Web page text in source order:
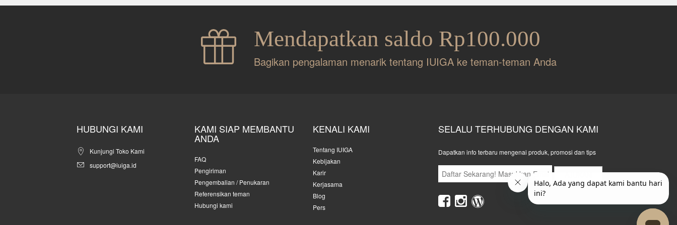
Mendapatkan saldo Rp100.000
Bagikan pengalaman menarik tentang IUIGA ke teman-teman Anda
HUBUNGI KAMI
Kunjungi Toko Kami
support@iuiga.id
KAMI SIAP MEMBANTU
ANDA
FAQ
Pengiriman
Pengembalian / Penukaran
Referensikan teman
Hubungi kami
KENALI KAMI
Tentang IUIGA
Kebijakan
Karir
Kerjasama
Blog
Pers
SELALU TERHUBUNG DENGAN KAMI
Dapatkan info terbaru mengenai produk, promosi dan tips